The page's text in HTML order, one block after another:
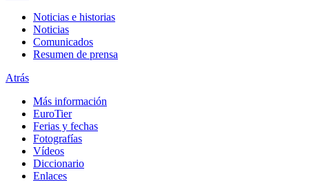
Noticias e historias
Noticias
Comunicados
Resumen de prensa
Atrás
Más información
EuroTier
Ferias y fechas
Fotografías
Vídeos
Diccionario
Enlaces